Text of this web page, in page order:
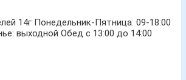
14г Понедельник-Пятница: 09-18:00
выходной Обед с 13:00 до 14:00